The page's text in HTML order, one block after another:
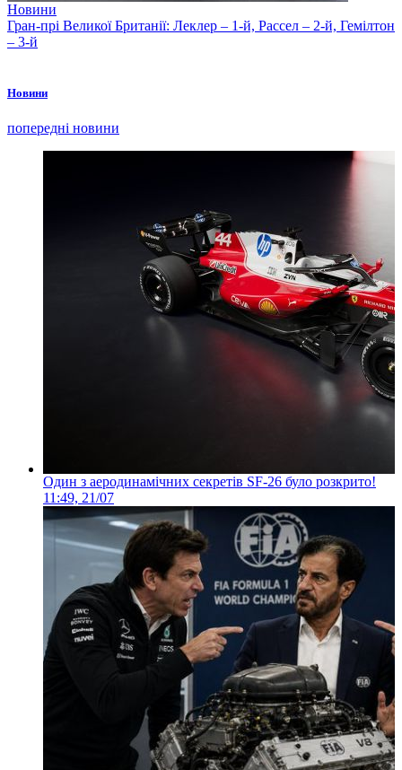
Новини
Гран-прі Великої Британії: Леклер – 1-й, Рассел – 2-й, Гемілтон
– 3-й
Новини
попередні новини
Один з аеродинамічних секретів SF-26 було розкрито!
11:49, 21/07